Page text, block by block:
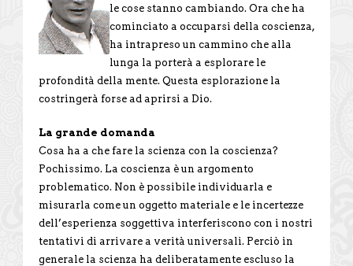
le cose stanno cambiando. Ora che ha
cominciato a occuparsi della coscienza,
ha intrapreso un cammino che alla
lunga la porterà a esplorare le
profondità della mente. Questa esplorazione la
costringerà forse ad aprirsi a Dio.
La grande domanda
Cosa ha a che fare la scienza con la coscienza?
Pochissimo. La coscienza è un argomento
problematico. Non è possibile individuarla e
misurarla come un oggetto materiale e le incertezze
dell’esperienza soggettiva interferiscono con i nostri
tentativi di arrivare a verità universali. Perciò in
generale la scienza ha deliberatamente escluso la